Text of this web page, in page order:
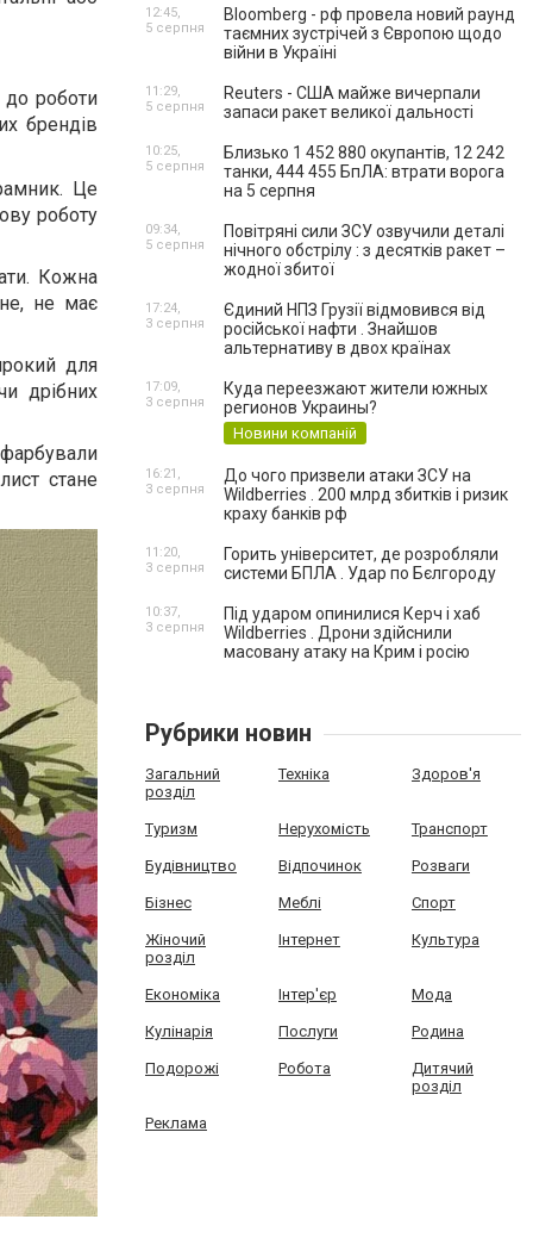
до роботи
брендів
Це
роботу
Кожна
не має
для
дрібних
стане
Bloomberg - рф провела новий раунд
таємних зустрічей з Європою щодо
війни в Україні
12:45,
5 серпня
Reuters - США майже вичерпали
запаси ракет великої дальності
11:29,
5 серпня
Близько 1 452 880 окупантів, 12 242
танки, 444 455 БпЛА: втрати ворога
на 5 серпня
10:25,
5 серпня
Повітряні сили ЗСУ озвучили деталі
нічного обстрілу : з десятків ракет –
жодної збитої
09:34,
5 серпня
Єдиний НПЗ Грузії відмовився від
російської нафти . Знайшов
альтернативу в двох країнах
17:24,
3 серпня
Куда переезжают жители южных
регионов Украины?
Новини компаній
17:09,
3 серпня
До чого призвели атаки ЗСУ на
Wildberries . 200 млрд збитків і ризик
краху банків рф
16:21,
3 серпня
Горить університет, де розробляли
системи БПЛА . Удар по Бєлгороду
11:20,
3 серпня
Під ударом опинилися Керч і хаб
Wildberries . Дрони здійснили
масовану атаку на Крим і росію
10:37,
3 серпня
Рубрики новин
Загальний
розділ
Техніка Здоров'я
Туризм Нерухомість Транспорт
Будівництво Відпочинок Розваги
Бізнес Меблі Спорт
Жіночий
розділ
Інтернет Культура
Економіка Інтер'єр Мода
Кулінарія Послуги Родина
Подорожі Робота
Дитячий
розділ
Реклама